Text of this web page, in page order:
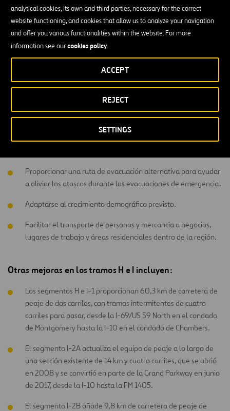
analytical cookies, its own and third parties, necessary for the correct
website functioning, and cookies that allow us to analyze your navigation
and offer you various functionalities within the website. For more
information see ourcookies policy.
SETTINGS
REJECT
ACCEPT
Grand Parkway es propiedad y está gestionado por el
Departamento de Transporte de Texas. La construcción está a cargo
de Grand Parkway Infrastructure, un consorcio formado por
Ferrovial Construction, Granite Inc. y
El proyecto esta diseñado para:
proporcionando una conexión periférica entre dos autopistas
principales, la Interestatal 10 y la Interestatal 69.
Proporcionar una ruta de evacuación alternativa para ayudar
a aliviar los atascos durante las evacuaciones de emergencia.
Adaptarse al crecimiento demográfico previsto.
Facilitar el transporte de personas y mercancía a negocios,
lugares de trabajo y áreas residenciales dentro de la región.
Otras mejoras en los tramos H e I incluyen:
Los segmentos H e I-1 proporcionan 60,3 km de carretera de
peaje de dos carriles, con tramos intermitentes de cuatro
carriles para pasar, desde la I-69/US 59 North en el condado
de Montgomery hasta la I-10 en el condado de Chambers.
El segmento I-2A actualiza el equipo de peaje a lo largo de
una sección existente de 14 km y cuatro carriles, que se abrió
en 2008 y se convirtió en parte de la Grand Parkway en junio
de 2017, desde la I-10 hasta la FM 1405.
El segmento I-2B añade 9,8 km de carretera de peaje de